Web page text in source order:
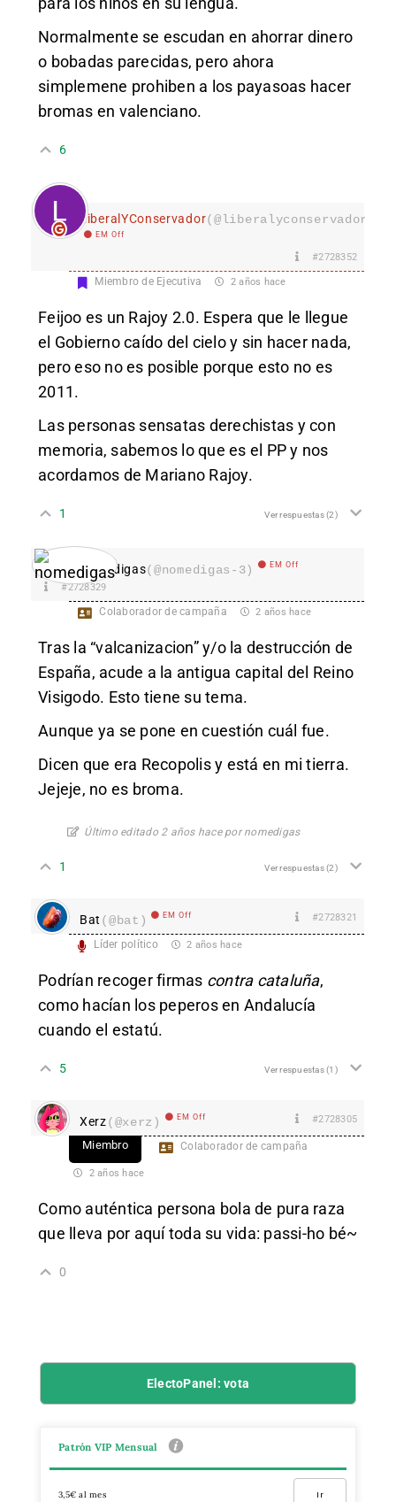
Normalmente se escudan en ahorrar dinero
o bobadas parecidas, pero ahora
simplemene prohiben a los payasoas hacer
bromas en valenciano.
6
LiberalYConservador
EM Off
#2728352
Miembro de Ejecutiva 2 años hace
Feijoo es un Rajoy 2.0. Espera que le llegue
el Gobierno caído del cielo y sin hacer nada,
pero eso no es posible porque esto no es
2011.
Las personas sensatas derechistas y con
memoria, sabemos lo que es el PP y nos
acordamos de Mariano Rajoy.
1 Ver respuestas(2)
nomedigas(@nomedigas-3) EM Off
#2728329
Colaborador de campaña 2 años hace
Tras la “valcanizacion” y/o la destrucción de
España, acude a la antigua capital del Reino
Visigodo. Esto tiene su tema.
Aunque ya se pone en cuestión cuál fue.
Dicen que era Recopolis y está en mi tierra.
Jejeje, no es broma.
Último editado 2 años hace por nomedigas
1 Ver respuestas(2)
Bat (@bat) EM Off #2728321
Líder político 2 años hace
Podrían recoger firmas contra cataluña,
como hacían los peperos en Andalucía
cuando el estatú.
5 Ver respuestas(1)
Xerz(@xerz) EM Off #2728305
Miembro Colaborador de campaña
2 años hace
Como auténtica persona bola de pura raza
que lleva por aquí toda su vida: passi-ho bé~
0
ElectoPanel: vota
Patrón VIP Mensual
3,5€ al mes Ir